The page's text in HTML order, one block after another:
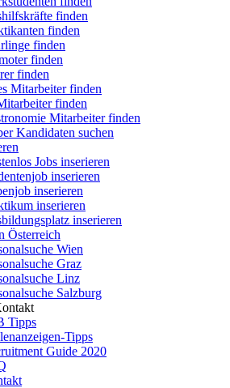
finden
finden
finden
finden
finden
Mitarbeiter finden
finden
Mitarbeiter finden
Kandidaten suchen
Jobs inserieren
inserieren
inserieren
inserieren
inserieren
Österreich
Wien
Graz
Linz
Salzburg
Tipps
Tipps
Guide 2020